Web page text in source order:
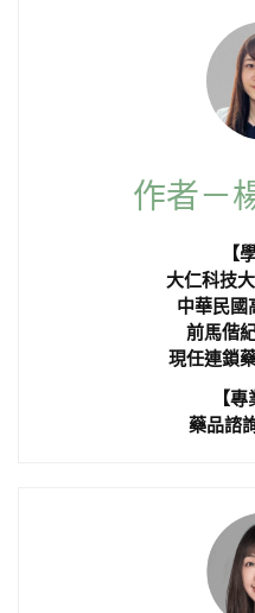
作者－
【
大仁科技
中華民國
前馬偕
現任連鎖
【
藥品諮